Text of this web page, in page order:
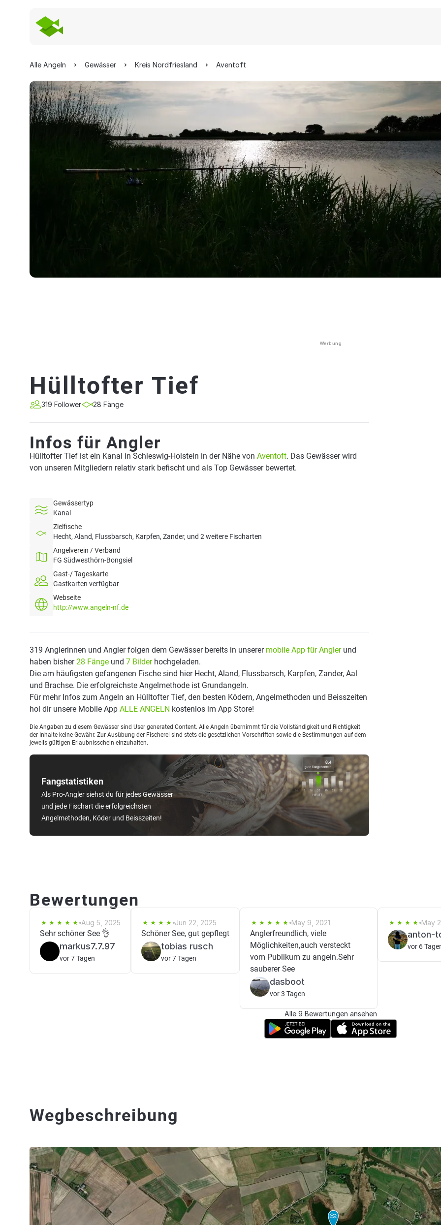
Alle Angeln Gewässer Kreis Nordfriesland Aventoft
Werbung
Hülltofter Tief
319 Follower 28 Fänge
Infos für Angler
Hülltofter Tief ist ein Kanal in Schleswig-Holstein in der Nähe von Aventoft. Das Gewässer wird
von unseren Mitgliedern relativ stark befischt und als Top Gewässer bewertet.
Gewässertyp
Kanal
Zielfische
Hecht, Aland, Flussbarsch, Karpfen, Zander, und 2 weitere Fischarten
Angelverein / Verband
FG Südwesthörn-Bongsiel
Gast-/ Tageskarte
Gastkarten verfügbar
Webseite
http://www.angeln-nf.de
Fangstatistiken
Als Pro-Angler siehst du für jedes Gewässer
und jede Fischart die erfolgreichsten
Angelmethoden, Köder und Beisszeiten!
319 Anglerinnen und Angler folgen dem Gewässer bereits in unserer mobile App für Anglerund
haben bisher28 Fänge und 7 Bilderhochgeladen.
Die am häufigsten gefangenen Fische sind hier Hecht, Aland, Flussbarsch, Karpfen, Zander, Aal
und Brachse. Die erfolgreichste Angelmethode ist Grundangeln.
Für mehr Infos zum Angeln an Hülltofter Tief, den besten Ködern, Angelmethoden und Beisszeiten
hol dir unsere Mobile App ALLE ANGELN kostenlos im App Store!
Die Angaben zu diesem Gewässer sind User generated Content. Alle Angeln übernimmt für die Vollständigkeit und Richtigkeit
der Inhalte keine Gewähr. Zur Ausübung der Fischerei sind stets die gesetzlichen Vorschriften sowie die Bestimmungen auf dem
jeweils gültigen Erlaubnisschein einzuhalten.
Bewertungen
Aug 5, 2025
Sehr schöner See 👌
markus7.7.97
vor 7 Tagen
Jun 22, 2025
Schöner See, gut gepflegt
tobias rusch
vor 7 Tagen
May 9, 2021
Anglerfreundlich, viele
Möglichkeiten,auch versteckt
vom Publikum zu angeln.Sehr
sauberer See
dasboot
vor 3 Tagen
May
anton-
vor 6
Alle 9 Bewertungen ansehen
Wegbeschreibung